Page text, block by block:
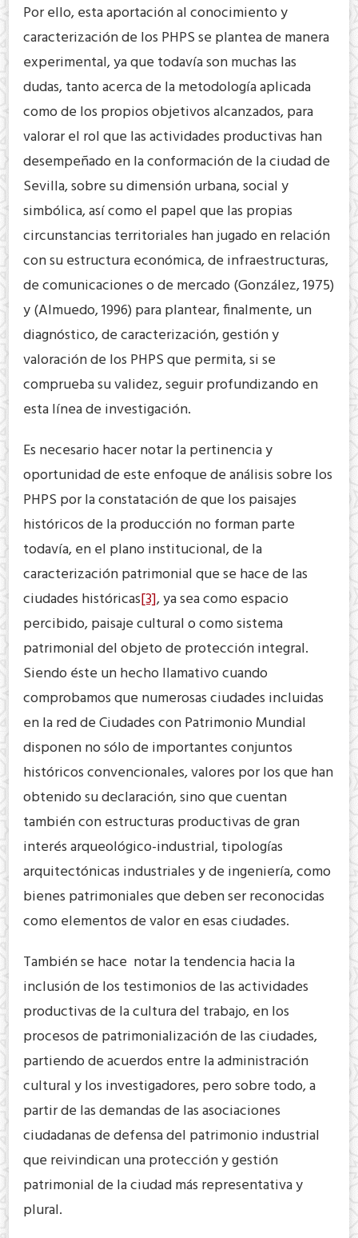
Por ello, esta aportación al conocimiento y
caracterización de los PHPS se plantea de manera
experimental, ya que todavía son muchas las
dudas, tanto acerca de la metodología aplicada
como de los propios objetivos alcanzados, para
valorar el rol que las actividades productivas han
desempeñado en la conformación de la ciudad de
Sevilla, sobre su dimensión urbana, social y
simbólica, así como el papel que las propias
circunstancias territoriales han jugado en relación
con su estructura económica, de infraestructuras,
de comunicaciones o de mercado (González, 1975)
y (Almuedo, 1996) para plantear, finalmente, un
diagnóstico, de caracterización, gestión y
valoración de los PHPS que permita, si se
comprueba su validez, seguir profundizando en
esta línea de investigación.
Es necesario hacer notar la pertinencia y
oportunidad de este enfoque de análisis sobre los
PHPS por la constatación de que los paisajes
históricos de la producción no forman parte
todavía, en el plano institucional, de la
caracterización patrimonial que se hace de las
ciudades históricas[3], ya sea como espacio
percibido, paisaje cultural o como sistema
patrimonial del objeto de protección integral.
Siendo éste un hecho llamativo cuando
comprobamos que numerosas ciudades incluidas
en la red de Ciudades con Patrimonio Mundial
disponen no sólo de importantes conjuntos
históricos convencionales, valores por los que han
obtenido su declaración, sino que cuentan
también con estructuras productivas de gran
interés arqueológico-industrial, tipologías
arquitectónicas industriales y de ingeniería, como
bienes patrimoniales que deben ser reconocidas
como elementos de valor en esas ciudades.
También se hace notar la tendencia hacia la
inclusión de los testimonios de las actividades
productivas de la cultura del trabajo, en los
procesos de patrimonialización de las ciudades,
partiendo de acuerdos entre la administración
cultural y los investigadores, pero sobre todo, a
partir de las demandas de las asociaciones
ciudadanas de defensa del patrimonio industrial
que reivindican una protección y gestión
patrimonial de la ciudad más representativa y
plural.